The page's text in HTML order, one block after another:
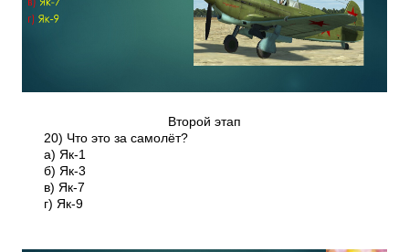
Второй этап
20) Что это за самолёт?
а) Як-1
б) Як-3
в) Як-7
г) Як-9